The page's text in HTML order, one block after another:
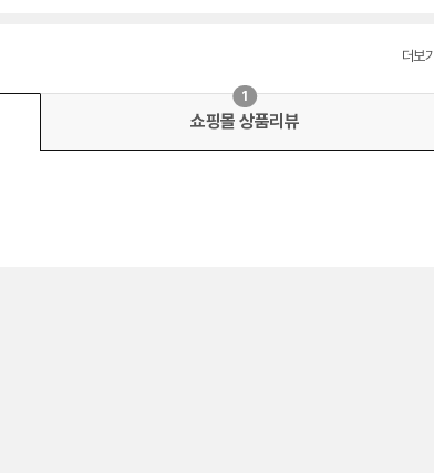
더보기
쇼핑몰 상품리뷰
1